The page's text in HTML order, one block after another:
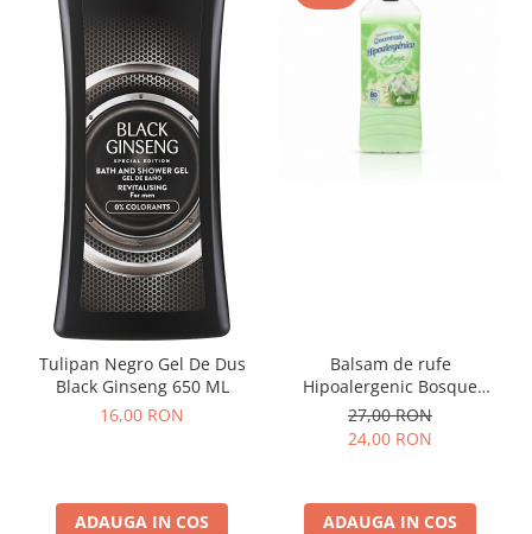
Tulipan Negro Gel De Dus
Black Ginseng 650 ML
16,00 RON
ADAUGA IN COS
Balsam de rufe
Hipoalergenic Bosque
Verde Colonia Spania 2L
27,00 RON
24,00 RON
ADAUGA IN COS